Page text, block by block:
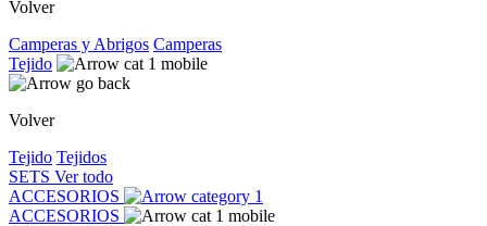
Volver
Camperas y Abrigos Camperas
Tejido
Volver
Tejido Tejidos
SETS Ver todo
ACCESORIOS
ACCESORIOS